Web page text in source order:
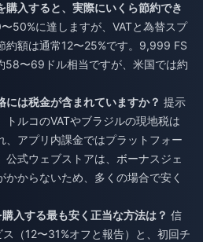
購入すると、実際にいくら節約でき
50%に達しますが、VATと為替スプ
約額は通常12〜25%です。9,999 FS
58〜69ドル相当ですが、米国では約
には税金が含まれていますか？ 提示
ルコのVATやブラジルの現地税は
、アプリ内課金ではプラットフォー
公式ウェブストアは、ボーナスジェ
かからないため、多くの場合で安く
入する最も安く正当な方法は？ 信
（12〜31%オフと報告）と、初回チ